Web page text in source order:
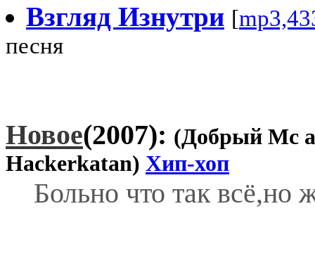
Взгляд Изнутри [
песня
Новое(2007): (Добрый Мс
Hackerkatan) Хип-хоп
Больно что так всё,но